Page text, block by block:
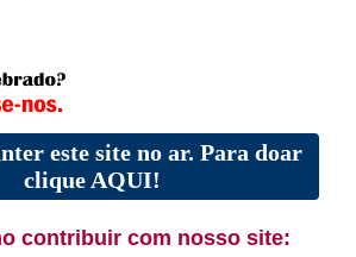
este site no ar. Para doar
clique AQUI!
contribuir com nosso site: